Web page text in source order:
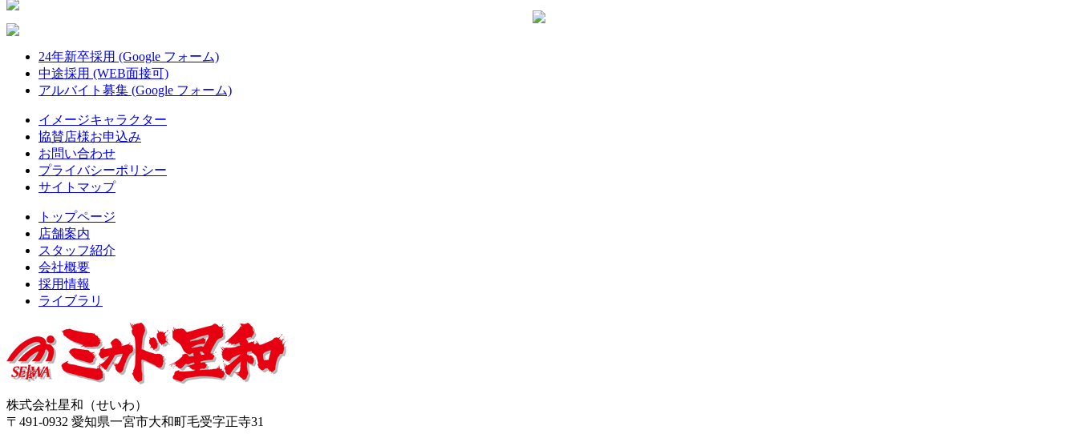
24年新卒採用 (Google フォーム)
中途採用 (WEB面接可)
アルバイト募集 (Google フォーム)
イメージキャラクター
協賛店様お申込み
お問い合わせ
プライバシーポリシー
サイトマップ
トップページ
店舗案内
スタッフ紹介
会社概要
採用情報
ライブラリ
株式会社星和（せいわ）
〒491-0932 愛知県一宮市大和町毛受字正寺31